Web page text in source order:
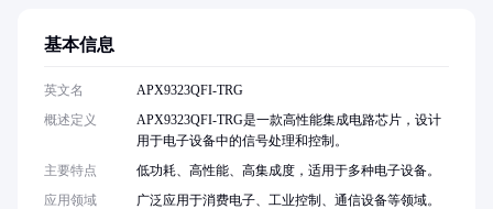
基本信息
英文名
APX9323QFI-TRG
概述定义
APX9323QFI-TRG是一款高性能集成电路芯片，设计
用于电子设备中的信号处理和控制。
主要特点
低功耗、高性能、高集成度，适用于多种电子设备。
应用领域
广泛应用于消费电子、工业控制、通信设备等领域。